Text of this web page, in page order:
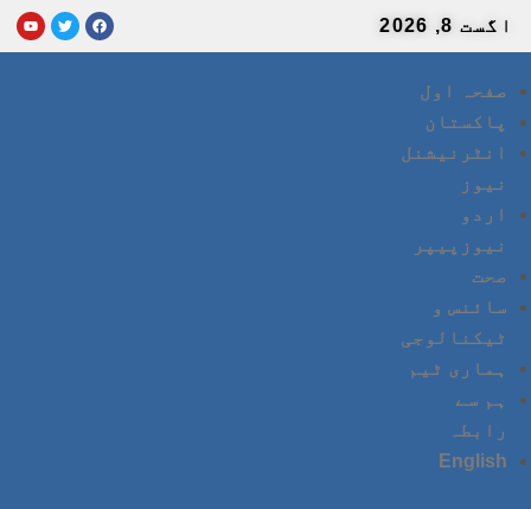
اگست 8, 2026
صفحہ اول
پاکستان
انٹرنیشنل
نیوز
اردو
نیوزپیپر
صحت
سائنس و
ٹیکنالوجی
ہماری ٹیم
ہم سے
رابطہ
English